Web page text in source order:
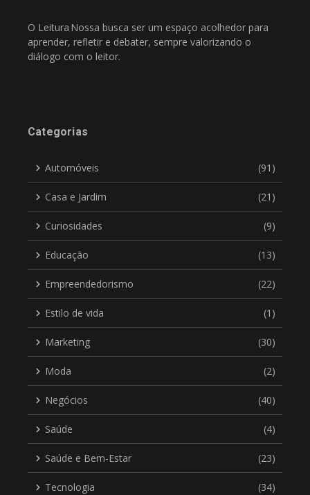
O Leitura Nossa busca ser um espaço acolhedor para
aprender, refletir e debater, sempre valorizando o
diálogo com o leitor.
Categorias
Automóveis (91)
Casa e Jardim (21)
Curiosidades (9)
Educação (13)
Empreendedorismo (22)
Estilo de vida (1)
Marketing (30)
Moda (2)
Negócios (40)
Saúde (4)
Saúde e Bem-Estar (23)
Tecnologia (34)